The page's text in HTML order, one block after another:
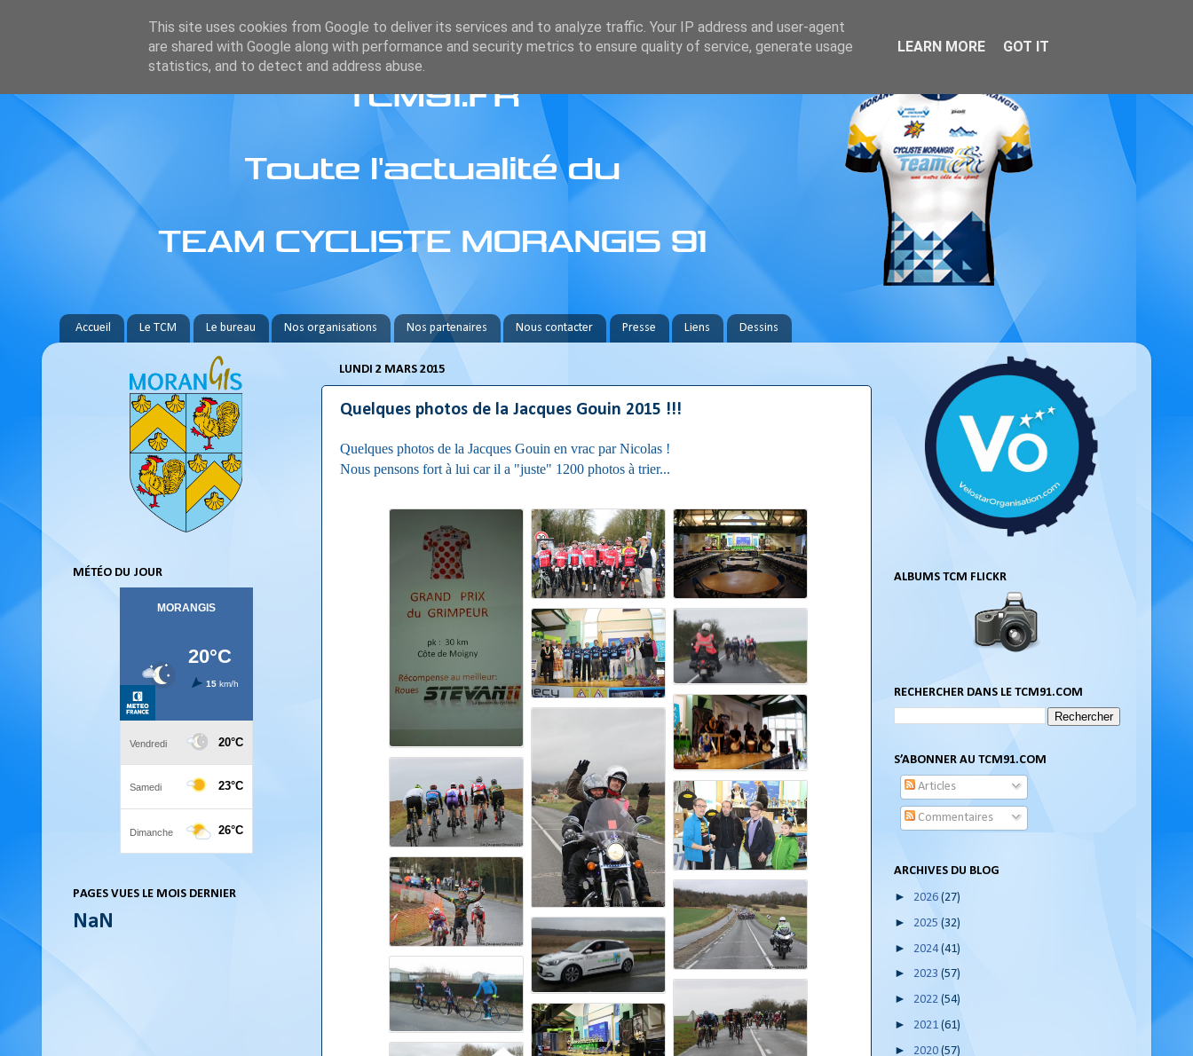
Accueil Le TCM Le bureau Nos organisations Nos partenaires Nous contacter Presse Liens Dessins
LUNDI 2 MARS 2015
Quelques photos de la Jacques Gouin 2015 !!!
Quelques photos de la Jacques Gouin en vrac par Nicolas !
Nous pensons fort à lui car il a "juste" 1200 photos à trier...
MÉTÉO DU JOUR
PAGES VUES LE MOIS DERNIER
NaN
ALBUMS TCM FLICKR
RECHERCHER DANS LE TCM91.COM
S’ABONNER AU TCM91.COM
Articles
Commentaires
ARCHIVES DU BLOG
► 2026 (27)
► 2025 (32)
► 2024(41)
► 2023 (57)
► 2022 (54)
► 2021 (61)
► 2020 (57)
This site uses cookies from Google to deliver its services and to analyze traffic. Your IP address and user-agent
are shared with Google along with performance and security metrics to ensure quality of service, generate usage
statistics, and to detect and address abuse.
LEARN MORE GOT IT